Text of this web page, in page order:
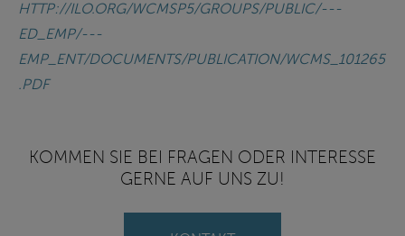
HTTP://ILO.ORG/WCMSP5/GROUPS/PUBLIC/---
ED_EMP/---
EMP_ENT/DOCUMENTS/PUBLICATION/WCMS_101265
.PDF
KOMMEN SIE BEI FRAGEN ODER INTERESSE
GERNE AUF UNS ZU!